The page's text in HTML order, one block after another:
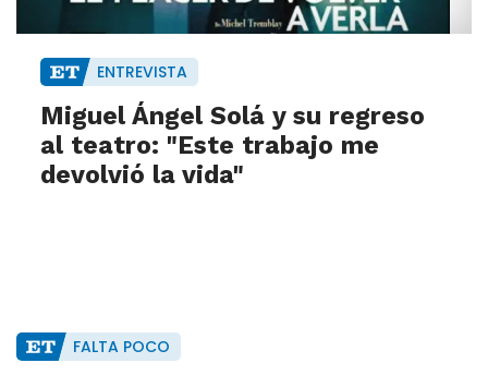
ENTREVISTA
Miguel Ángel Solá y su regreso
al teatro: "Este trabajo me
devolvió la vida"
FALTA POCO